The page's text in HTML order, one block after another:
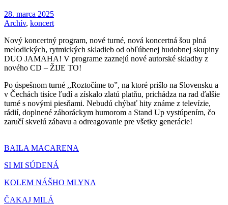
28. marca 2025
Archív, koncert
Nový koncertný program, nové turné, nová koncertná šou plná
melodických, rytmických skladieb od obľúbenej hudobnej skupiny
DUO JAMAHA! V programe zaznejú nové autorské skladby z
nového CD – ŽIJE TO!
Po úspešnom turné ,,Roztočíme to”, na ktoré prišlo na Slovensku a
v Čechách tisíce ľudí a získalo zlatú platňu, prichádza na rad ďalšie
turné s novými piesňami. Nebudú chýbať hity známe z televízie,
rádií, doplnené záhoráckym humorom a Stand Up vystúpením, čo
zaručí skvelú zábavu a odreagovanie pre všetky generácie!
BAILA MACARENA
SI MI SÚDENÁ
KOLEM NÁŠHO MLYNA
ČAKAJ MILÁ